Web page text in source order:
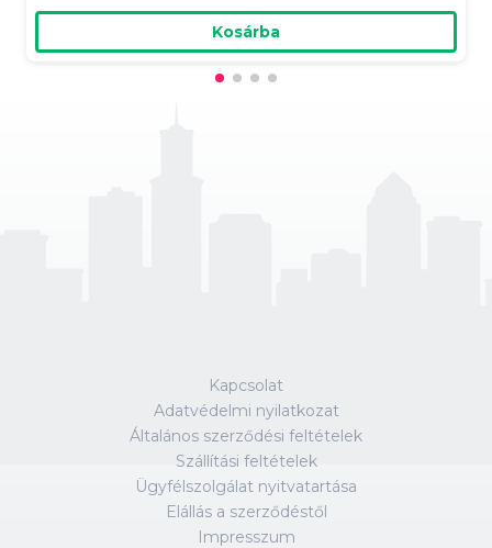
Kosárba
Kapcsolat
Adatvédelmi nyilatkozat
Általános szerződési feltételek
Szállítási feltételek
Ügyfélszolgálat nyitvatartása
Elállás a szerződéstől
Impresszum